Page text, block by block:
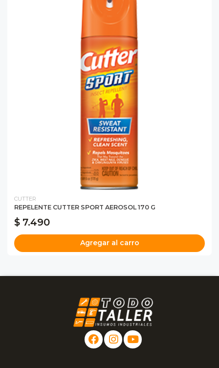
CUTTER
REPELENTE CUTTER SPORT AEROSOL 170 G
$ 7.490
Agregar al carro